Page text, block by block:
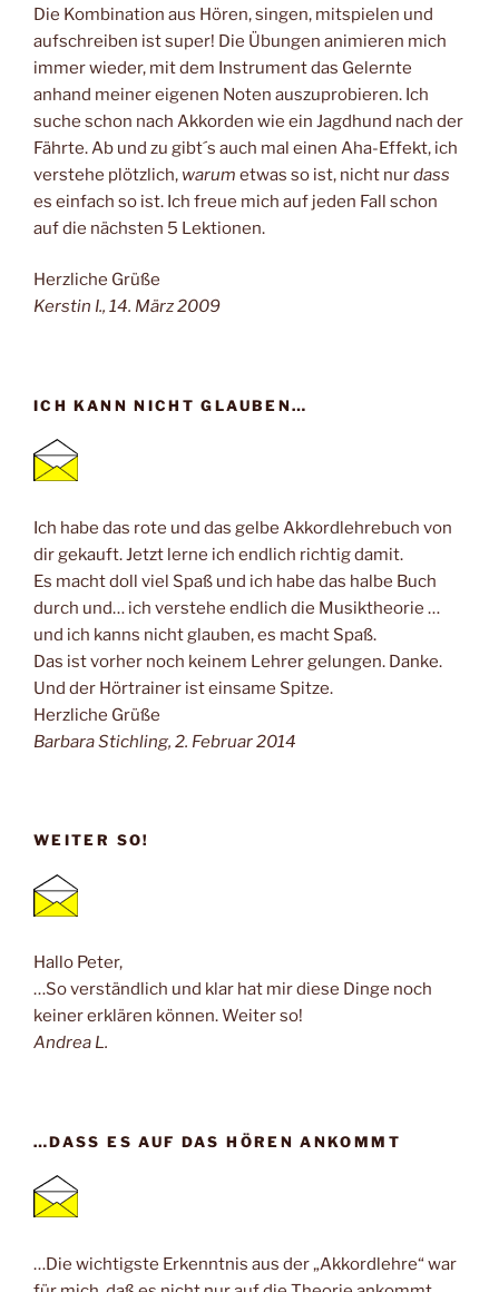
Die Kombination aus Hören, singen, mitspielen und
aufschreiben ist super! Die Übungen animieren mich
immer wieder, mit dem Instrument das Gelernte
anhand meiner eigenen Noten auszuprobieren. Ich
suche schon nach Akkorden wie ein Jagdhund nach der
Fährte. Ab und zu gibt´s auch mal einen Aha-Effekt, ich
verstehe plötzlich, warum etwas so ist, nicht nurdass
es einfach so ist. Ich freue mich auf jeden Fall schon
auf die nächsten 5 Lektionen.
Herzliche Grüße
Kerstin I., 14. März 2009
ICH KANN NICHT GLAUBEN…
Ich habe das rote und das gelbe Akkordlehrebuch von
dir gekauft. Jetzt lerne ich endlich richtig damit.
Es macht doll viel Spaß und ich habe das halbe Buch
durch und… ich verstehe endlich die Musiktheorie …
und ich kanns nicht glauben, es macht Spaß.
Das ist vorher noch keinem Lehrer gelungen. Danke.
Und der Hörtrainer ist einsame Spitze.
Herzliche Grüße
Barbara Stichling, 2. Februar 2014
WEITER SO!
Hallo Peter,
…So verständlich und klar hat mir diese Dinge noch
keiner erklären können. Weiter so!
Andrea L.
…DASS ES AUF DAS HÖREN ANKOMMT
…Die wichtigste Erkenntnis aus der „Akkordlehre“ war